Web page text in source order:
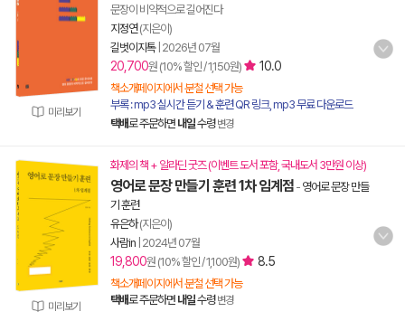
미리보기
문장이 비약적으로 길어진다
지정연(지은이)
길벗이지톡| 2026년 07월
20,700원 (10% 할인 / 1,150원) 10.0
책소개페이지에서 분철 선택 가능
부록 : mp3 실시간 듣기 & 훈련 QR 링크, mp3 무료 다운로드
택배로 주문하면 내일수령 변경
미리보기
화제의 책 + 알라딘 굿즈 (이벤트 도서 포함, 국내도서 3만원 이상)
영어로 문장 만들기 훈련 1차 임계점 - 영어로 문장 만들
기 훈련
유은하(지은이)
사람in 2024년 07월
19,800원 (10% 할인 / 1,100원) 8.5
책소개페이지에서 분철 선택 가능
택배로 주문하면 내일수령 변경